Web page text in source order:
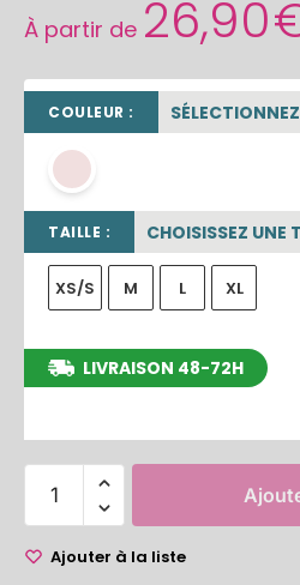
À partir de 26,90
COULEUR :
TAILLE : CHOISISSEZ UNE
XS/S M L XL
LIVRAISON 48-72H
Ajouter à la liste